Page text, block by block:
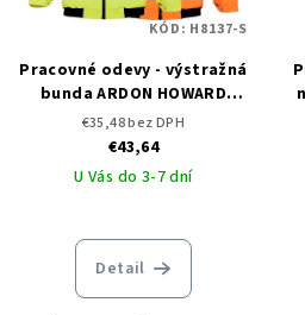
Pracovné odevy - výstražná
bunda ARDON HOWARD
REFLEX
€35,48 bez DPH
€43,64
U Vás do 3-7 dní
Detail
KÓD: H8137-S